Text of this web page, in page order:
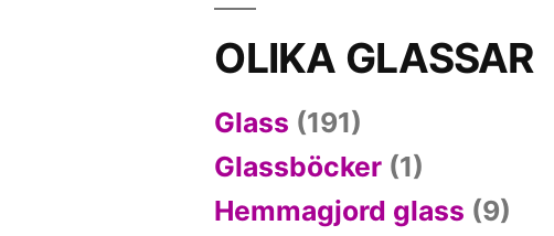
OLIKA GLASSAR
Glass (191)
Glassböcker (1)
Hemmagjord glass (9)